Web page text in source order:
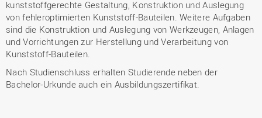
kunststoffgerechte Gestaltung, Konstruktion und Auslegung
von fehleroptimierten Kunststoff-Bauteilen. Weitere Aufgaben
sind die Konstruktion und Auslegung von Werkzeugen, Anlagen
und Vorrichtungen zur Herstellung und Verarbeitung von
Kunststoff-Bauteilen.
Nach Studienschluss erhalten Studierende neben der
Bachelor-Urkunde auch ein Ausbildungszertifikat.